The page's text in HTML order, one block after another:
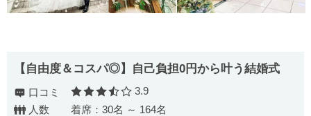
【自由度＆コスパ◎】自己負担0円から叶う結婚式
口コミ 口コミ評価
3.9
人数
着席：30名 ～ 164名